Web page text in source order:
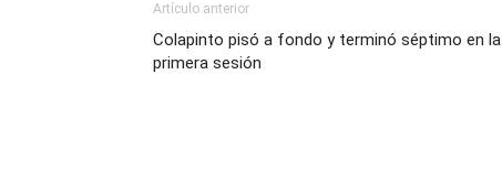
Artículo anterior
Colapinto pisó a fondo y terminó séptimo en la
primera sesión